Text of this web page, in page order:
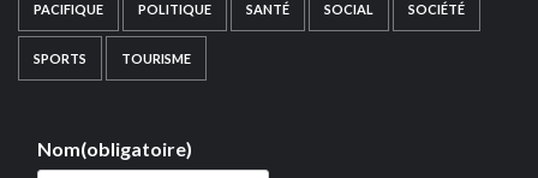
PACIFIQUE POLITIQUE SANTÉ SOCIAL SOCIÉTÉ
SPORTS TOURISME
Nom(obligatoire)